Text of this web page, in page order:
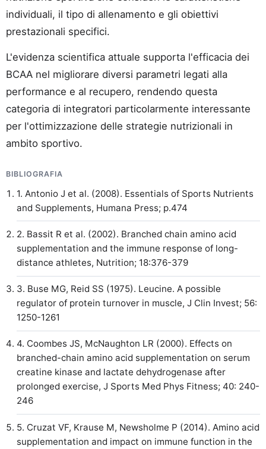
individuali, il tipo di allenamento e gli obiettivi
prestazionali specifici.
L'evidenza scientifica attuale supporta l'efficacia dei
BCAA nel migliorare diversi parametri legati alla
performance e al recupero, rendendo questa
categoria di integratori particolarmente interessante
per l'ottimizzazione delle strategie nutrizionali in
ambito sportivo.
BIBLIOGRAFIA
1. Antonio J et al. (2008). Essentials of Sports Nutrients
and Supplements, Humana Press; p.474
2. Bassit R et al. (2002). Branched chain amino acid
supplementation and the immune response of long-
distance athletes, Nutrition; 18:376-379
3. Buse MG, Reid SS (1975). Leucine. A possible
regulator of protein turnover in muscle, J Clin Invest; 56:
1250-1261
4. Coombes JS, McNaughton LR (2000). Effects on
branched-chain amino acid supplementation on serum
creatine kinase and lactate dehydrogenase after
prolonged exercise, J Sports Med Phys Fitness; 40: 240-
246
5. Cruzat VF, Krause M, Newsholme P (2014). Amino acid
supplementation and impact on immune function in the